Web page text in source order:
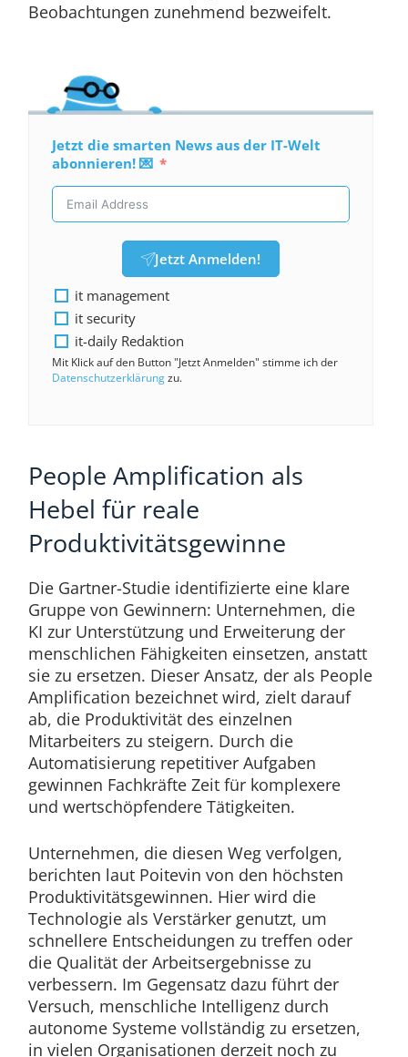
Beobachtungen zunehmend bezweifelt.
Jetzt die smarten News aus der IT-Welt
abonnieren! 💌
Jetzt Anmelden!
it management
it security
it-daily Redaktion
Mit Klick auf den Button "Jetzt Anmelden" stimme ich der
Datenschutzerklärungzu.
People Amplification als
Hebel für reale
Produktivitätsgewinne
Die Gartner-Studie identifizierte eine klare
Gruppe von Gewinnern: Unternehmen, die
KI zur Unterstützung und Erweiterung der
menschlichen Fähigkeiten einsetzen, anstatt
sie zu ersetzen. Dieser Ansatz, der als People
Amplification bezeichnet wird, zielt darauf
ab, die Produktivität des einzelnen
Mitarbeiters zu steigern. Durch die
Automatisierung repetitiver Aufgaben
gewinnen Fachkräfte Zeit für komplexere
und wertschöpfendere Tätigkeiten.
Unternehmen, die diesen Weg verfolgen,
berichten laut Poitevin von den höchsten
Produktivitätsgewinnen. Hier wird die
Technologie als Verstärker genutzt, um
schnellere Entscheidungen zu treffen oder
die Qualität der Arbeitsergebnisse zu
verbessern. Im Gegensatz dazu führt der
Versuch, menschliche Intelligenz durch
autonome Systeme vollständig zu ersetzen,
in vielen Organisationen derzeit noch zu